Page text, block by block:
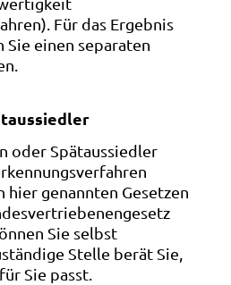
Für das Ergebnis
Sie einen separaten
oder Spätaussiedler
hier genannten Gesetzen
Sie selbst
Stelle berät Sie,
Sie passt.